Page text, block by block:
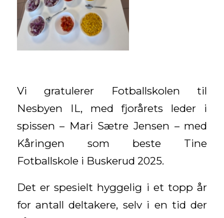
Vi gratulerer Fotballskolen til
Nesbyen IL, med fjorårets leder i
spissen – Mari Sætre Jensen – med
Kåringen som beste Tine
Fotballskole i Buskerud 2025.
Det er spesielt hyggelig i et topp år
for antall deltakere, selv i en tid der